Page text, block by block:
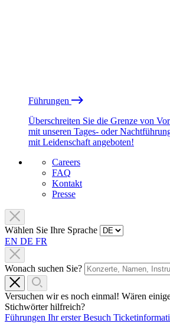
Führungen
Überschreiten Sie die Grenze von
mit unseren Tages- oder
mit Leidenschaft angeboten!
Careers
FAQ
Kontakt
Presse
Wählen Sie Ihre Sprache
EN DE FR
Wonach suchen Sie?
Versuchen wir es noch einmal! Wären
Stichwörter hilfreich?
Führungen Ihr erster Besuch